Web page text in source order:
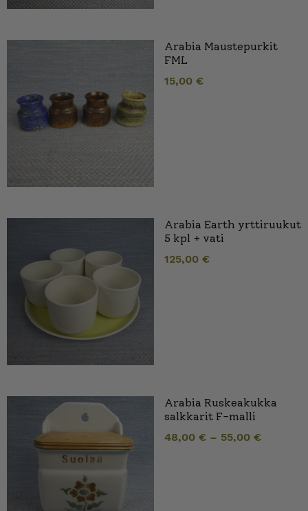
Arabia Maustepurkit
FML
15,00 €
Arabia Earth yrttiruukut
5 kpl + vati
125,00 €
Arabia Ruskeakukka
salkkarit F-malli
48,00 € – 55,00 €